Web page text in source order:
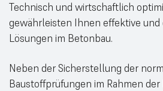
Technisch und wirtschaftlich
gewährleisten Ihnen effektive und
Lösungen im Betonbau.
Neben der Sicherstellung der
Baustoffprüfungen im Rahmen